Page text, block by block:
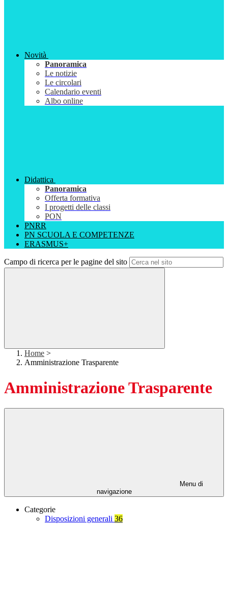
Novità
Panoramica
Le notizie
Le circolari
Calendario eventi
Albo online
Didattica
Panoramica
Offerta formativa
I progetti delle classi
PON
PNRR
PN SCUOLA E COMPETENZE
ERASMUS+
Campo di ricerca per le pagine del sito
Home >
Amministrazione Trasparente
Amministrazione Trasparente
Menu di
navigazione
Categorie
Disposizioni generali 36